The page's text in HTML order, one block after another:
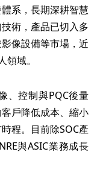
系，長期深耕智慧
術，產品已切入多
像設備等市場，近
域。
、控制與PQC後量
戶降低成本、縮小
程。目前除SOC產
與ASIC業務成長